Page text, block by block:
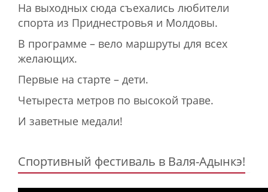
На выходных сюда съехались любители
спорта из Приднестровья и Молдовы.
В программе – вело маршруты для всех
желающих.
Первые на старте – дети.
Четыреста метров по высокой траве.
И заветные медали!
Спортивный фестиваль в Валя-Адынкэ!